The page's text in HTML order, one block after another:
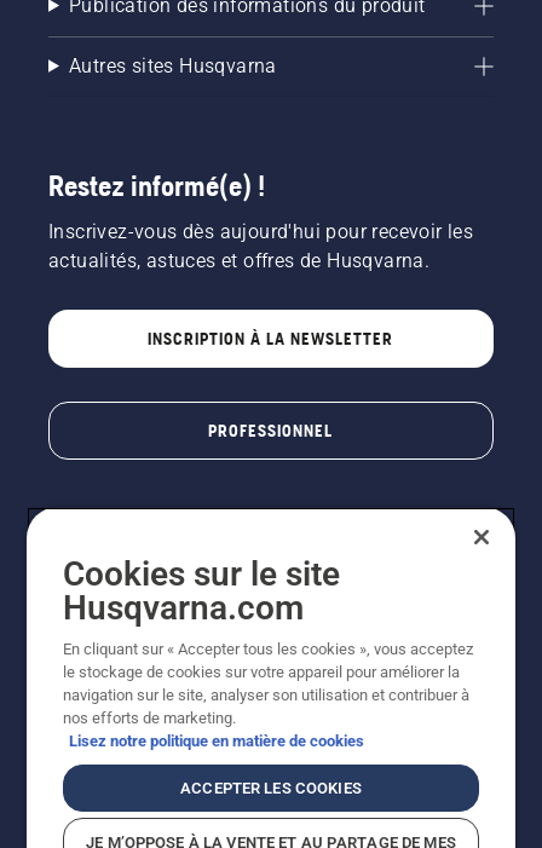
Publication des informations du produit
Autres sites Husqvarna
Restez informé(e) !
Inscrivez-vous dès aujourd'hui pour recevoir les
actualités, astuces et offres de Husqvarna.
INSCRIPTION À LA NEWSLETTER
PROFESSIONNEL
© Husqvarna AB (publ). Tous droits réservés. Les prix
indiqués sont des prix de vente conseillés. Photos non
contractuelles. Tous les prix indiqués sont des prix de
disponible pour un achat direct.
Mentions légalesPolitique relative aux cookies
Conditions d'utilisation Avis de confidentialité
Cookies sur le site
Husqvarna.com
En cliquant sur « Accepter tous les cookies », vous acceptez
le stockage de cookies sur votre appareil pour améliorer la
navigation sur le site, analyser son utilisation et contribuer à
nos efforts de marketing.
Lisez notre politique en matière de cookies
ACCEPTER LES COOKIES
JE M’OPPOSE À LA VENTE ET AU PARTAGE DE MES